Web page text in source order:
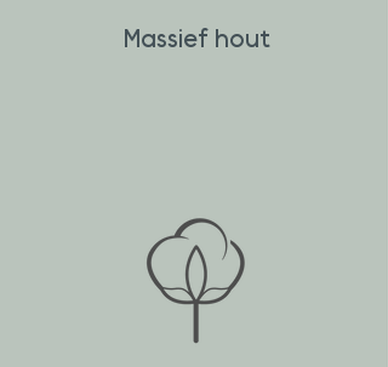
Massief hout